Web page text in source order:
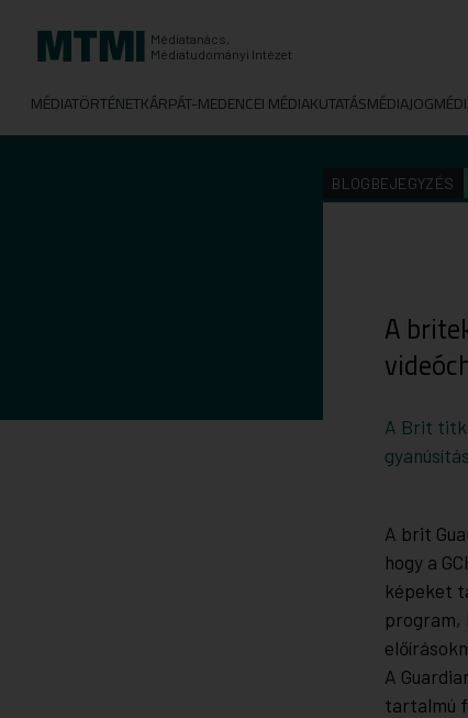
Médiatanács,
Médiatudományi Intézet
MÉDIATÖRTÉNETKÁRPÁT-MEDENCEI MÉDIAKUTATÁSMÉDIAJOG
BLOGBEJEGYZÉS
A
A Brit
A brit
hogy a
képeket
program,
A
tartalmú